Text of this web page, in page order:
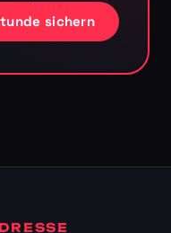
sichern